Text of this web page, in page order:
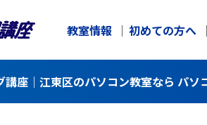
教室情報 初めての方へ
座｜江東区のパソコン教室なら パソ